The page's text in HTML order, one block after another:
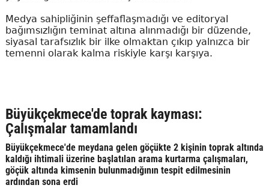
Medya sahipliğinin şeffaflaşmadığı ve editoryal
bağımsızlığın teminat altına alınmadığı bir düzende,
siyasal tarafsızlık bir ilke olmaktan çıkıp yalnızca bir
temenni olarak kalma riskiyle karşı karşıya.
Büyükçekmece'de toprak kayması:
Çalışmalar tamamlandı
Büyükçekmece'de meydana gelen göçükte 2 kişinin toprak altında
kaldığı ihtimali üzerine başlatılan arama kurtarma çalışmaları,
göçük altında kimsenin bulunmadığının tespit edilmesinin
ardından sona erdi